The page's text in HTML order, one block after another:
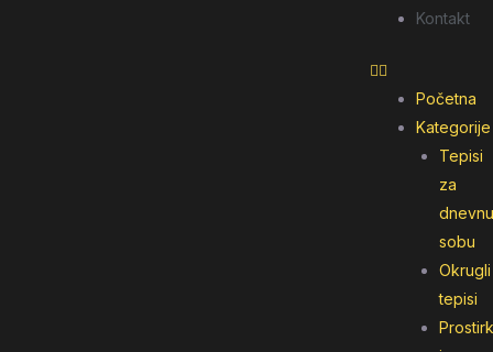
Kontakt
Početna
Kategorije
Tepisi
za
dnevnu
sobu
Okrugli
tepisi